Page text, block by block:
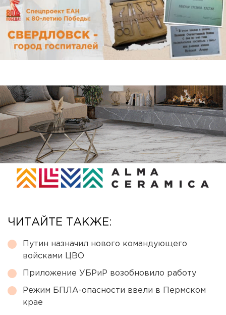
ЧИТАЙТЕ ТАКЖЕ:
Путин назначил нового командующего
войсками ЦВО
Приложение УБРиР возобновило работу
Режим БПЛА-опасности ввели в Пермском
крае